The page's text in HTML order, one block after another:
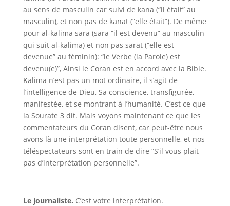
au sens de masculin car suivi de kana (“il était” au
masculin), et non pas de kanat (“elle était”). De même
pour al-kalima sara (sara “il est devenu” au masculin
qui suit al-kalima) et non pas sarat (“elle est
devenue” au féminin): “le Verbe (la Parole) est
devenu(e)”, Ainsi le Coran est en accord avec la Bible.
Kalima n’est pas un mot ordinaire, il s’agit de
l’intelligence de Dieu, Sa conscience, transfigurée,
manifestée, et se montrant à l’humanité. C’est ce que
la Sourate 3 dit. Mais voyons maintenant ce que les
commentateurs du Coran disent, car peut-être nous
avons là une interprétation toute personnelle, et nos
téléspectateurs sont en train de dire “S’il vous plait
pas d’interprétation personnelle”.
Le journaliste. C’est votre interprétation.